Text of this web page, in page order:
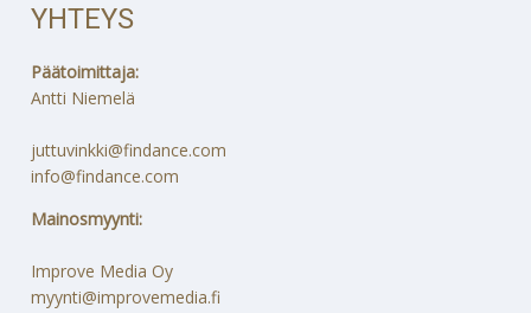
YHTEYS
Päätoimittaja:
Antti Niemelä
juttuvinkki@findance.com
info@findance.com
Mainosmyynti:
Improve Media Oy
myynti@improvemedia.fi